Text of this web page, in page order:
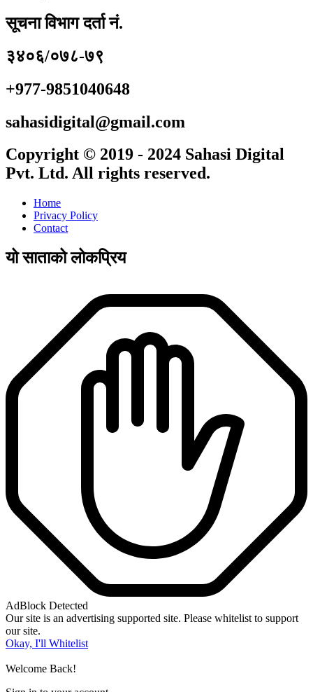
सूचना विभाग दर्ता नं.
३४०६/०७८-७९
+977-9851040648
sahasidigital@gmail.com
Copyright © 2019 - 2024 Sahasi Digital
Pvt. Ltd. All rights reserved.
Home
Privacy Policy
Contact
यो साताको लोकप्रिय
AdBlock Detected
Our site is an advertising supported site. Please whitelist to support
our site.
Okay, I'll Whitelist
Welcome Back!